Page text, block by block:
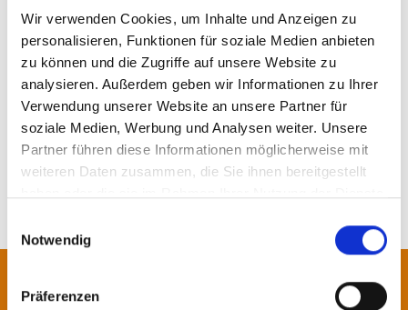
Wir verwenden Cookies, um Inhalte und Anzeigen zu
personalisieren, Funktionen für soziale Medien anbieten
zu können und die Zugriffe auf unsere Website zu
analysieren. Außerdem geben wir Informationen zu Ihrer
Verwendung unserer Website an unsere Partner für
soziale Medien, Werbung und Analysen weiter. Unsere
Partner führen diese Informationen möglicherweise mit
weiteren Daten zusammen, die Sie ihnen bereitgestellt
Notwendig
Präferenzen
machen mussten.
>>Download
MEHR NEWS